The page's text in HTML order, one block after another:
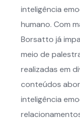
inteligência
humano. Com
Borsatto já
meio de
realizadas em
conteúdos
inteligência